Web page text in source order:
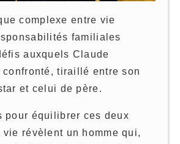
complexe entre vie
familiales
auxquels Claude
confronté, tiraillé entre son
et celui de père.
pour équilibrer ces deux
vie révèlent un homme qui,